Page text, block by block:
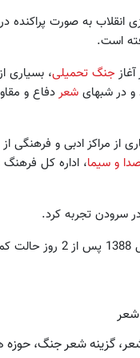
به صورت
است.
جنگ تحمیلی، بسیاری
در شب‏های شعردفاع و
از مراکز ادبی و فرهنگی
و سیما، اداره کل
سرودن تجربه کرد.
شعر
گزینه شعر جنگ، حوزه